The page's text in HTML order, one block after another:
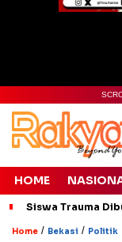
HOME
Siswa Trauma
Home / Bekasi / Politik